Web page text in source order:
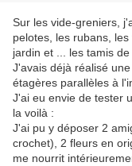
Sur les vide-greniers,
pelotes, les rubans,
jardin et ... les tamis
J'avais déjà réalisé
étagères parallèles à
J'ai eu envie de tester
la voilà :
J'ai pu y déposer 2
crochet), 2 fleurs en
me nourrit